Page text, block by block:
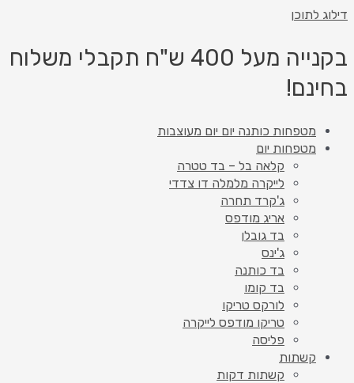
דילוג לתוכן
בקנייה מעל 400 ש"ח תקבלי משלוח
בחינם!
מטפחות כותנה יום יום מעוצבות
מטפחות יום
קלאה בל – בד טטרה
לייקרה מלמלה דו צדדי
ג'קרד תחרה
אריג מודפס
בד גובלן
ג'ינס
בד כותנה
בד קומו
לורקס טריקו
טריקו מודפס לייקרה
פליסה
קשתות
קשתות דקות